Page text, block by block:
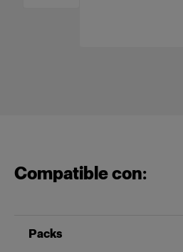
Compatible con:
Packs